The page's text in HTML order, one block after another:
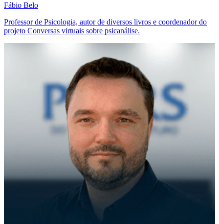
Fábio Belo
Professor de Psicologia, autor de diversos livros e coordenador do
projeto Conversas virtuais sobre psicanálise.